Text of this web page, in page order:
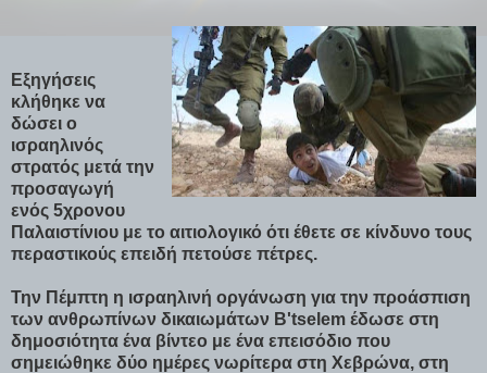
Εξηγήσεις
κλήθηκε να
δώσει ο
ισραηλινός
στρατός μετά την
προσαγωγή
ενός 5χρονου
Παλαιστίνιου με το αιτιολογικό ότι έθετε σε κίνδυνο τους
περαστικούς επειδή πετούσε πέτρες.
Την Πέμπτη η ισραηλινή οργάνωση για την προάσπιση
των ανθρωπίνων δικαιωμάτων B'tselem έδωσε στη
δημοσιότητα ένα βίντεο με ένα επεισόδιο που
σημειώθηκε δύο ημέρες νωρίτερα στη Χεβρώνα, στη